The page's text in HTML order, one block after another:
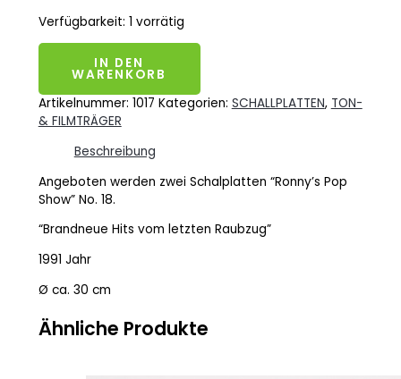
Verfügbarkeit: 1 vorrätig
IN DEN
WARENKORB
Artikelnummer: 1017 Kategorien: SCHALLPLATTEN, TON-
& FILMTRÄGER
Beschreibung
Angeboten werden zwei Schalplatten “Ronny’s Pop
Show” No. 18.
“Brandneue Hits vom letzten Raubzug”
1991 Jahr
Ø ca. 30 cm
Ähnliche Produkte